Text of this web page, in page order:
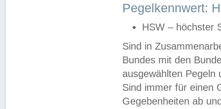
Pegelkennwert:
HSW – höchster
Sind in
Bundes mit den
ausgewählten
Sind immer für einen
Gegebenheiten ab